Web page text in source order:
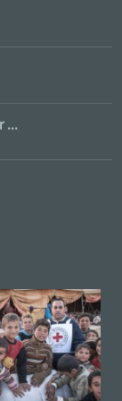
...